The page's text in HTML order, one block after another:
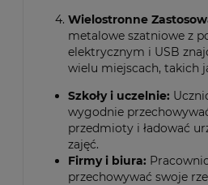
Wielostronne
metalowe szatniowe z
elektrycznym i USB
wielu miejscach, takich
Szkoły i uczelnie:
wygodnie
przedmioty i ładować
zajęć.
Firmy i biura:
przechowywać swoje